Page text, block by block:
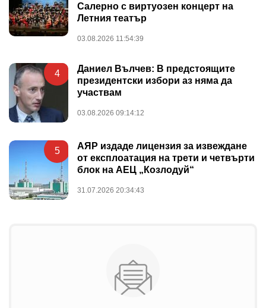
Салерно с виртуозен концерт на
Летния театър
03.08.2026 11:54:39
4
Даниел Вълчев: В предстоящите
президентски избори аз няма да
участвам
03.08.2026 09:14:12
5
АЯР издаде лицензия за извеждане
от експлоатация на трети и четвърти
блок на АЕЦ „Козлодуй“
31.07.2026 20:34:43